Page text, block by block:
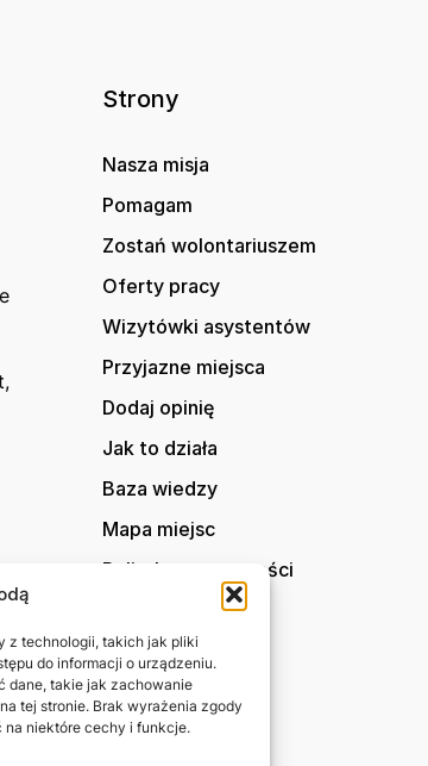
z technologii, takich jak pliki
do informacji o urządzeniu.
dane, takie jak zachowanie
tej stronie. Brak wyrażenia zgody
na niektóre cechy i funkcje.
Strony
Nasza misja
Pomagam
Zostań wolontariuszem
Oferty pracy
Wizytówki asystentów
Przyjazne miejsca
Dodaj opinię
Jak to działa
Baza wiedzy
Mapa miejsc
Polityka prywatności